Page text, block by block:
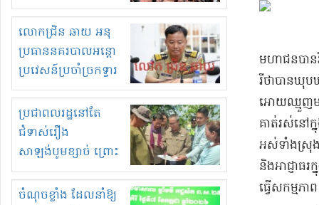
ចូល មកខុស
ច្បាប់លួចបូមខ្សាច់នៅ
ក្នុងប្រទេសកម្ពុជា
លោកជ្រិន ឆាយ អនុ
ប្រធាននគរបាលអន្តោ
ប្រវេសន៍ប្រចាំច្រកទ្វារ
ព្រំដែនភ្នំឌិន និងឈ្មួញ
មួយចំនួនទៀត
កំពង់តែគុបគិតគ្នា
ធ្វើសកម្មភាពរកស៊ីនិង
ស្តុកទំនិញគេចពន្ធ?
ប្រជាពលរដ្ឋនៅតែ
ជំទាស់រឿង
សាឡង់បូមខ្សាច់ ព្រោះ
ខ្លាចបាក់ច្រាំងទៀត!
ចំណុចខ្លាំង ដែលនាំឱ្យ
មហាជន​បាន​
រី​ថា​បាន​ឃុ
អោយ​ឈ្មួញ​មក
គាត់​រស់នៅ
អស់​ទាំងស្រុង​
និង​អាជ្ញាធ
ធ្វើ​សកម្មភ